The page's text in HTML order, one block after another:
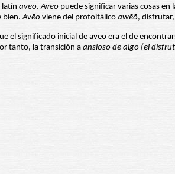
latín avēo.Avēo puede significar varias cosas en
bien.Avēo viene del protoitálico awēō,
el significado inicial de avēo era el de
tanto, la transición a ansioso de algo (el